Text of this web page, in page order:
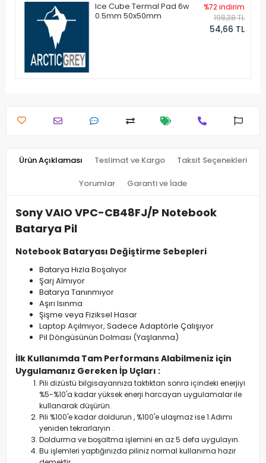
Ice Cube Termal Pad 6w
0.5mm 50x50mm
%72 indirim
198,38 TL
54,66 TL
Ürün Açıklaması Teslimat ve Kargo Taksit Seçenekleri
Yorumlar Garanti ve İade
Sony VAIO VPC-CB48FJ/P Notebook
Batarya Pil
Notebook Bataryası Değiştirme Sebepleri
Batarya Hızla Boşalıyor
Şarj Almıyor
Batarya Tanınmıyor
Aşırı Isınma
Şişme veya Fiziksel Hasar
Laptop Açılmıyor, Sadece Adaptörle Çalışıyor
Pil Döngüsünün Dolması (Yaşlanma)
İlk Kullanımda Tam Performans Alabilmeniz için
Uygulamanız Gereken İp Uçları :
Pili dizüstü bilgisayarınıza taktıktan sonra içindeki enerjiyi
%5-%10'a kadar yüksek enerji harcayan uygulamalar ile
kullanarak düşürün.
Pili %100'e kadar doldurun , %100'e ulaşmaz ise 1.Adımı
yeniden tekrarlaryın .
Doldurma ve boşaltma işlemini en az 5 defa uygulayın.
Bu işlemleri yaptığınızda piliniz normal kullanıma hazır